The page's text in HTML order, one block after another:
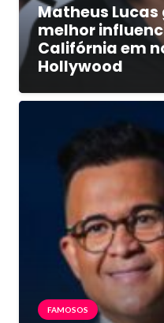
Matheus
melhor
Califórnia em
Hollywood
FAMOSOS